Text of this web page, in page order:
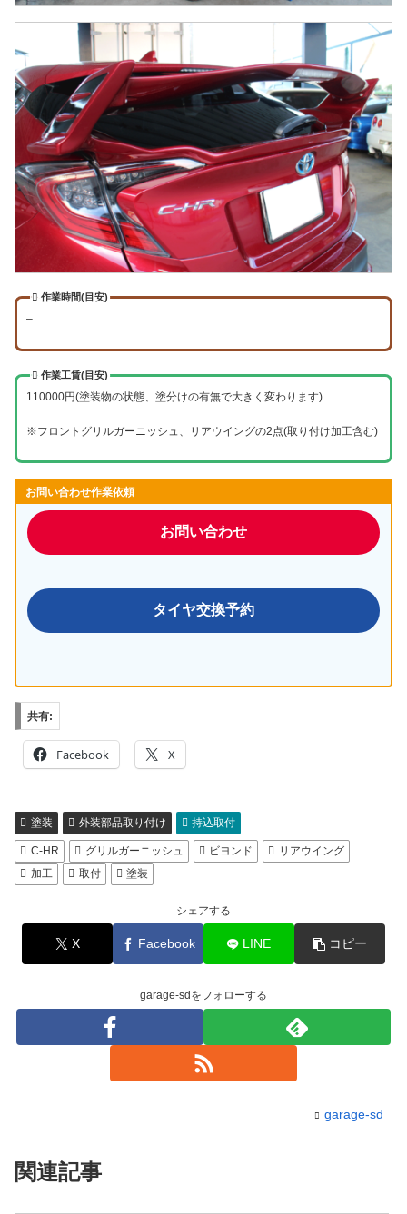
作業時間(目安)
–
作業工賃(目安)
110000円(塗装物の状態、塗分けの有無で大きく変わります)
※フロントグリルガーニッシュ、リアウイングの2点(取り付け加工含む)
お問い合わせ作業依頼
お問い合わせ
タイヤ交換予約
共有:
Facebook X
塗装 外装部品取り付け 持込取付
C-HR グリルガーニッシュ ビヨンド
リアウイング
加工
取付 塗装
シェアする
X Facebook LINE コピー
garage-sdをフォローする
garage-sd
関連記事